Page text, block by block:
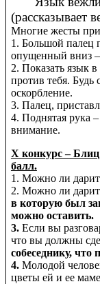
(рассказывает
Многие жесты
1. Большой палец
опущенный вниз –
2. Показать язык
против тебя. Будь
оскорбление.
3. Палец,
4. Поднятая рука
внимание.
X конкурс – Блиц
балл.
1. Можно ли
2. Можно ли
в которую был
можно оставить.
3. Если вы
что вы должны
собеседнику, что
4. Молодой
цветы ей и ее